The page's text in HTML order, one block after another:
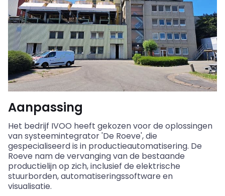
Aanpassing
Het bedrijf IVOO heeft gekozen voor de oplossingen
van systeemintegrator 'De Roeve', die
gespecialiseerd is in productieautomatisering. De
Roeve nam de vervanging van de bestaande
productielijn op zich, inclusief de elektrische
stuurborden, automatiseringssoftware en
visualisatie.